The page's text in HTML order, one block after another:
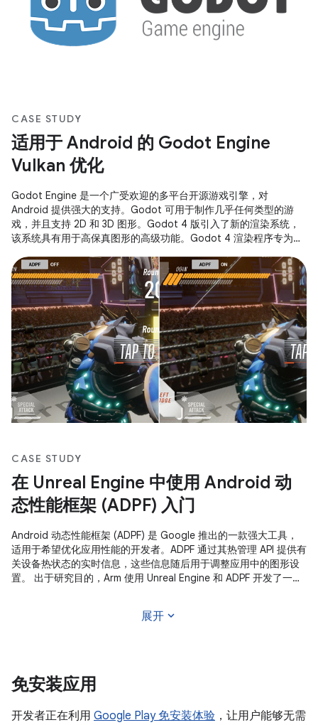
CASE STUDY
适用于 Android 的 Godot Engine
Vulkan 优化
Godot Engine 是一个广受欢迎的多平台开源游戏引擎，对
Android 提供强大的支持。Godot 可用于制作几乎任何类型的游
戏，并且支持 2D 和 3D 图形。Godot 4 版引入了新的渲染系统，
该系统具有用于高保真图形的高级功能。Godot 4 渲染程序专为
Forge Interactive 的图形优化专家，并与 Google 合作分析和进一
步改进了 Godot 4 Vulkan
CASE STUDY
在 Unreal Engine 中使用 Android 动
态性能框架 (ADPF) 入门
Android 动态性能框架 (ADPF) 是 Google 推出的一款强大工具，
适用于希望优化应用性能的开发者。ADPF 通过其热管理 API 提供有
关设备热状态的实时信息，这些信息随后用于调整应用中的图形设
置。 出于研究目的，Arm 使用 Unreal Engine 和 ADPF 开发了一个
展开 expand_more
免安装应用
开发者正在利用 Google Play 免安装体验 ，让用户能够无需